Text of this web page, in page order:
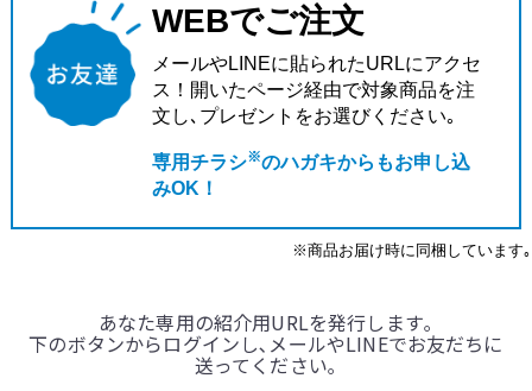
WEBでご注文
メールやLINEに貼られたURLにアクセ
ス！ 開いたページ経由で対象商品を注
文し､ プレゼントをお選びください｡
専用チラシ※のハガキからもお申し込
みOK！
※商品お届け時に同梱しています｡
あなた専用の紹介用URLを発行します｡
下のボタンからログインし､メールやLINEでお友だちに
送ってください｡